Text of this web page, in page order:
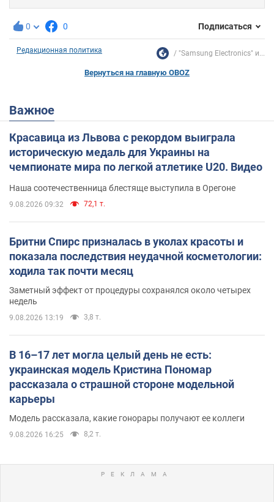
0 0 Подписаться
Редакционная политика "Samsung Electronics" и...
Вернуться на главную OBOZ
Важное
Красавица из Львова с рекордом выиграла
историческую медаль для Украины на
чемпионате мира по легкой атлетике U20. Видео
Наша соотечественница блестяще выступила в Орегоне
9.08.2026 09:32 72,1 т.
Бритни Спирс призналась в уколах красоты и
показала последствия неудачной косметологии:
ходила так почти месяц
Заметный эффект от процедуры сохранялся около четырех
недель
9.08.2026 13:19 3,8 т.
В 16–17 лет могла целый день не есть:
украинская модель Кристина Пономар
рассказала о страшной стороне модельной
карьеры
Модель рассказала, какие гонорары получают ее коллеги
9.08.2026 16:25 8,2 т.